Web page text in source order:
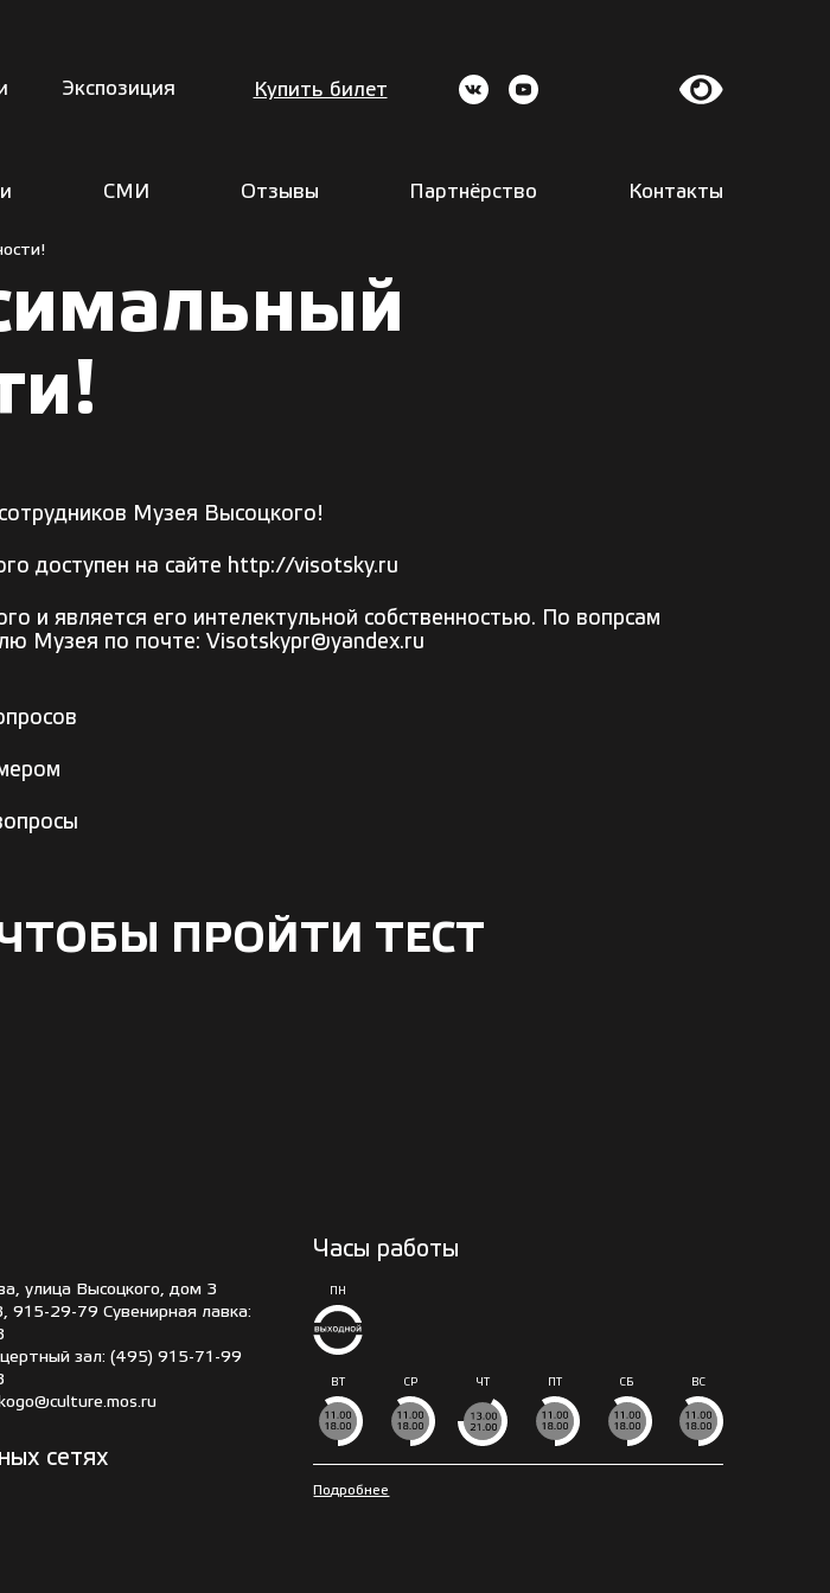
Экспозиция Купить билет
СМИ Отзывы Партнёрство Контакты
Музея Высоцкого!
доступен на сайте http://visotsky.ru
и является его интелектульной собственностью. По вопрсам
Музея по почте: Visotskypr@yandex.ru
ПРОЙТИ ТЕСТ
улица Высоцкого, дом 3
, 915-29-79 Сувенирная лавка:
зал: (495) 915-71-99
сетях
Часы работы
ПН
ВТ СР ЧТ СБ ВС
Подробнее